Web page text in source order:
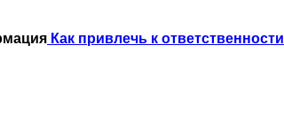
Как привлечь к ответственности